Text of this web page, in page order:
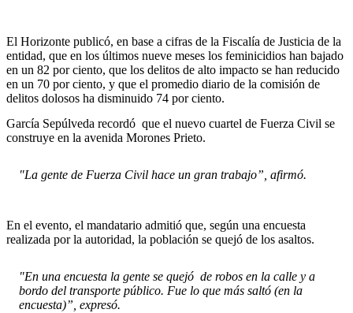
El Horizonte publicó, en base a cifras de la Fiscalía de Justicia de la
entidad, que en los últimos nueve meses los feminicidios han bajado
en un 82 por ciento, que los delitos de alto impacto se han reducido
en un 70 por ciento, y que el promedio diario de la comisión de
delitos dolosos ha disminuido 74 por ciento.
García Sepúlveda recordó que el nuevo cuartel de Fuerza Civil se
construye en la avenida Morones Prieto.
"La gente de Fuerza Civil hace un gran trabajo”, afirmó.
En el evento, el mandatario admitió que, según una encuesta
realizada por la autoridad, la población se quejó de los asaltos.
"En una encuesta la gente se quejó de robos en la calle y a
bordo del transporte público. Fue lo que más saltó (en la
encuesta)”, expresó.